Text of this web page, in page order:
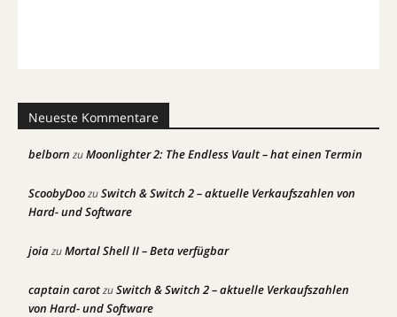
Neueste Kommentare
belborn zuMoonlighter 2: The Endless Vault – hat einen Termin
ScoobyDoozuSwitch & Switch 2 – aktuelle Verkaufszahlen von
Hard- und Software
joiazuMortal Shell II – Beta verfügbar
captain carotzuSwitch & Switch 2 – aktuelle Verkaufszahlen
von Hard- und Software